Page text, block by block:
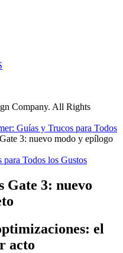
Company. All Rights
Guías y Trucos para Todos
3: nuevo modo y epílogo
Todos los Gustos
Gate 3: nuevo
el
acto